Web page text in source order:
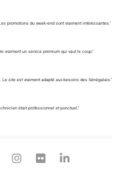
promotions du week-end sont vraiment intéressantes."
vraiment un service premium qui vaut le coup."
site est vraiment adapté aux besoins des Sénégalais."
était professionnel et ponctuel."
instagram
flickr